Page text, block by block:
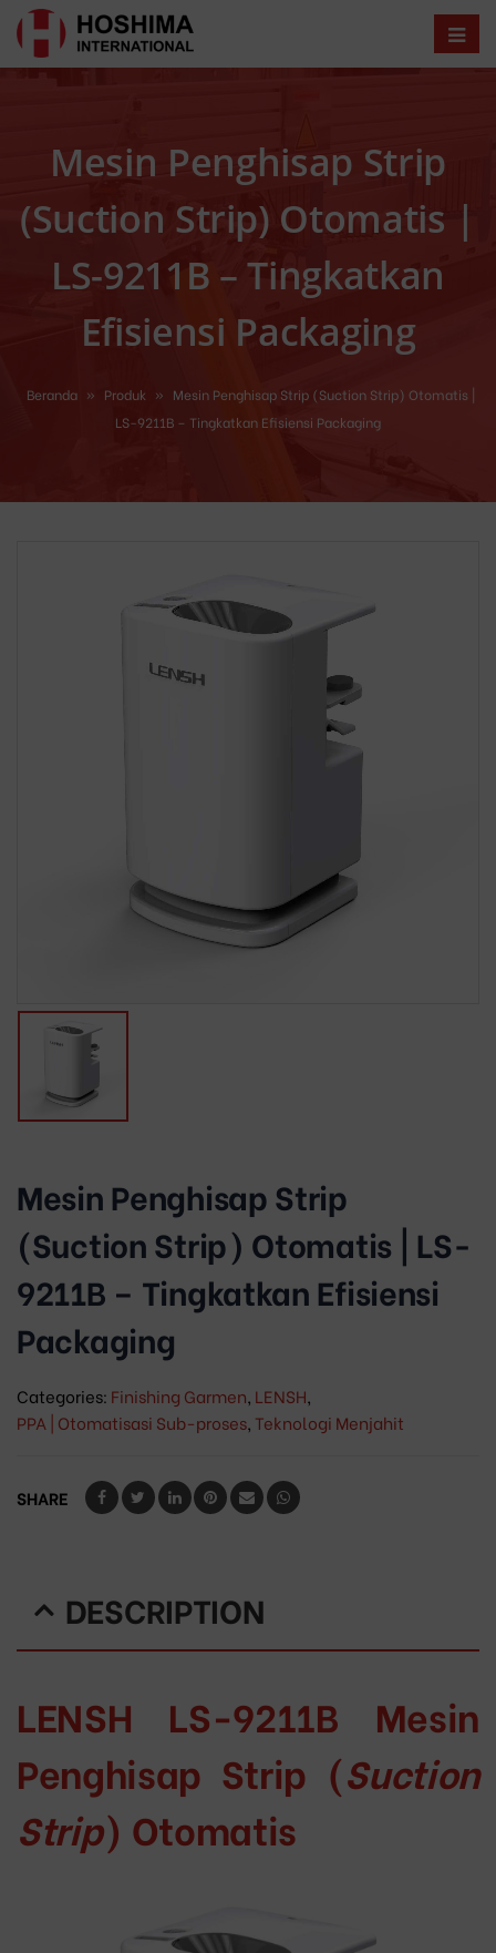
Mesin Penghisap Strip
(Suction Strip) Otomatis |
LS-9211B – Tingkatkan
Efisiensi Packaging
Beranda » Produk » Mesin Penghisap Strip (Suction Strip) Otomatis |
LS-9211B – Tingkatkan Efisiensi Packaging
Mesin Penghisap Strip
(Suction Strip) Otomatis | LS-
9211B – Tingkatkan Efisiensi
Packaging
Categories: Finishing Garmen, LENSH,
PPA | Otomatisasi Sub-proses, Teknologi Menjahit
SHARE
DESCRIPTION
LENSH LS-9211B Mesin
Penghisap Strip (Suction
Strip) Otomatis